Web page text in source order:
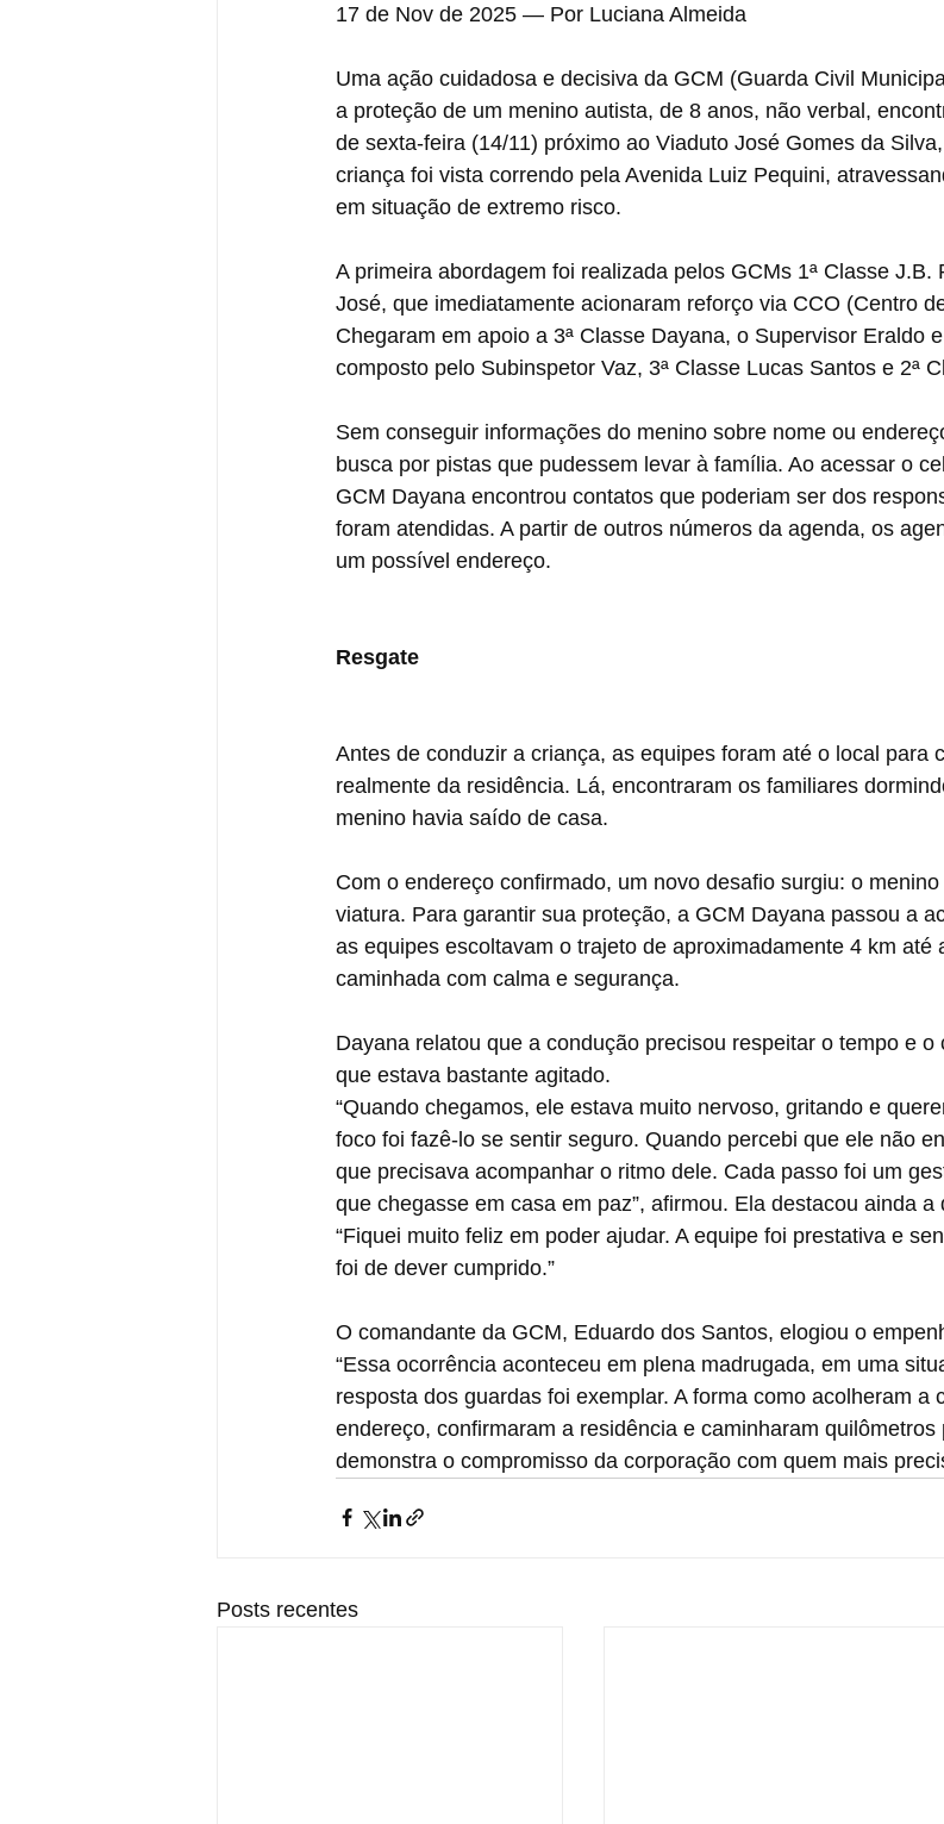
17 de Nov de 2025 — Por Luciana Almeida
Uma ação cuidadosa e decisiva da GCM (Guarda Civil
a proteção de um menino autista, de 8 anos, não verbal,
de sexta-feira (14/11) próximo ao Viaduto José Gomes da
criança foi vista correndo pela Avenida Luiz Pequini,
em situação de extremo risco.
A primeira abordagem foi realizada pelos GCMs 1ª Classe J.B.
José, que imediatamente acionaram reforço via CCO (Centro
Chegaram em apoio a 3ª Classe Dayana, o Supervisor Eraldo
composto pelo Subinspetor Vaz, 3ª Classe Lucas Santos e 2ª
Sem conseguir informações do menino sobre nome ou
busca por pistas que pudessem levar à família. Ao acessar o
GCM Dayana encontrou contatos que poderiam ser dos
foram atendidas. A partir de outros números da agenda, os
um possível endereço.
Resgate
Antes de conduzir a criança, as equipes foram até o local para
realmente da residência. Lá, encontraram os familiares
menino havia saído de casa.
Com o endereço confirmado, um novo desafio surgiu: o
viatura. Para garantir sua proteção, a GCM Dayana passou a
as equipes escoltavam o trajeto de aproximadamente 4 km até
caminhada com calma e segurança.
Dayana relatou que a condução precisou respeitar o tempo e o
que estava bastante agitado.
“Quando chegamos, ele estava muito nervoso, gritando e
foco foi fazê-lo se sentir seguro. Quando percebi que ele não
que precisava acompanhar o ritmo dele. Cada passo foi um
que chegasse em casa em paz”, afirmou. Ela destacou ainda
“Fiquei muito feliz em poder ajudar. A equipe foi prestativa e
foi de dever cumprido.”
O comandante da GCM, Eduardo dos Santos, elogiou o
“Essa ocorrência aconteceu em plena madrugada, em uma
resposta dos guardas foi exemplar. A forma como acolheram a
endereço, confirmaram a residência e caminharam
demonstra o compromisso da corporação com quem mais
Posts recentes